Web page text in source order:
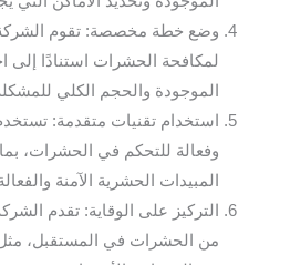
وضع خطة مخصصة: تقوم
لمكافحة الحشرات استنادًا إلى
الموجودة والحجم الكلي
استخدام تقنيات متقدمة:
وفعالة للتحكم في الحشرات،
المبيدات الحشرية الآمنة
التركيز على الوقاية: تقدم
من الحشرات في المستقبل،